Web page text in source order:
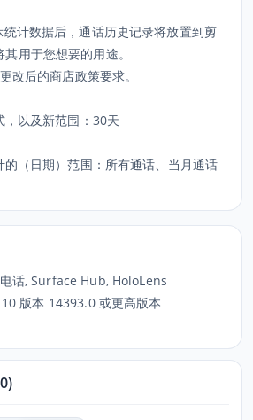
计数据后，通话历史记录将放置到剪
用于您想要的用途。
改后的商店政策要求。
以及新范围：30天
（日期）范围：所有通话、当月通话
话, Surface Hub, HoloLens
版本 14393.0 或更高版本